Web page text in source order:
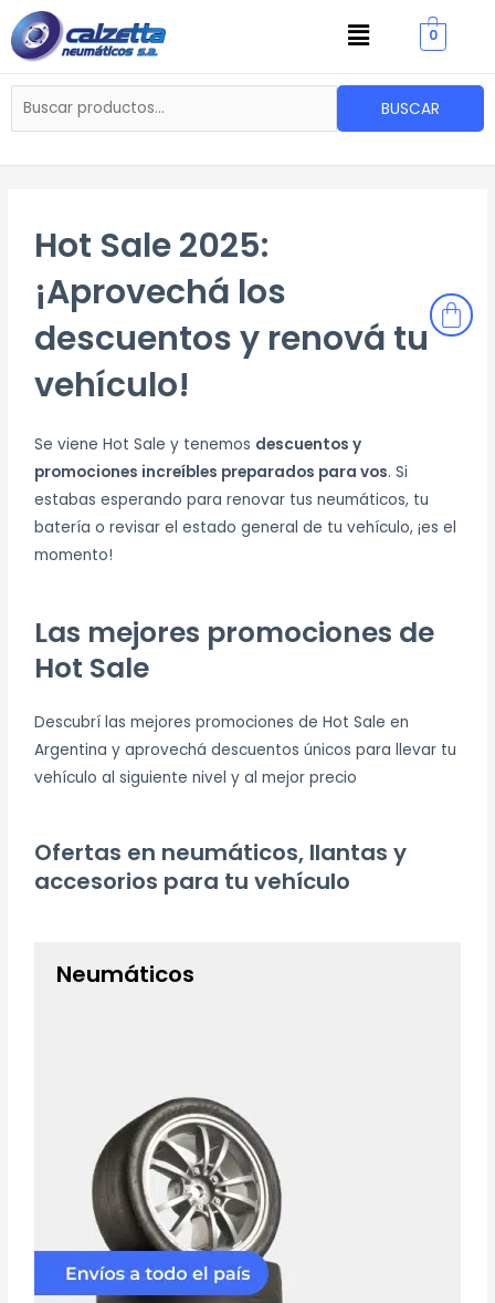
al
contenido
Menu 0
Buscar
por:
BUSCAR
Hot Sale 2025:
¡Aprovechá los
descuentos y renová tu
vehículo!
Se viene Hot Sale y tenemos descuentos y
promociones increíbles preparados para vos. Si
estabas esperando para renovar tus neumáticos, tu
batería o revisar el estado general de tu vehículo, ¡es el
momento!
Las mejores promociones de
Hot Sale
Descubrí las mejores promociones de Hot Sale en
Argentina y aprovechá descuentos únicos para llevar tu
vehículo al siguiente nivel y al mejor precio
Ofertas en neumáticos, llantas y
accesorios para tu vehículo
Neumáticos